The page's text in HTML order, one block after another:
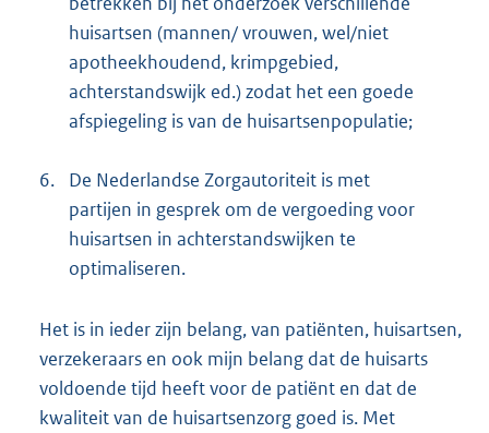
huisartsen (mannen/ vrouwen, wel/niet
apotheekhoudend, krimpgebied,
achterstandswijk ed.) zodat het een goede
afspiegeling is van de huisartsenpopulatie;
6.
De Nederlandse Zorgautoriteit is met
partijen in gesprek om de vergoeding voor
huisartsen in achterstandswijken te
optimaliseren.
Het is in ieder zijn belang, van patiënten, huisartsen,
verzekeraars en ook mijn belang dat de huisarts
voldoende tijd heeft voor de patiënt en dat de
kwaliteit van de huisartsenzorg goed is. Met